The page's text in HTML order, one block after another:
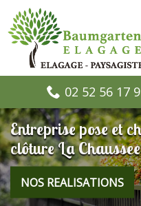
02 52 56 17
Entreprise pose et
clôture La
NOS REALISATIONS